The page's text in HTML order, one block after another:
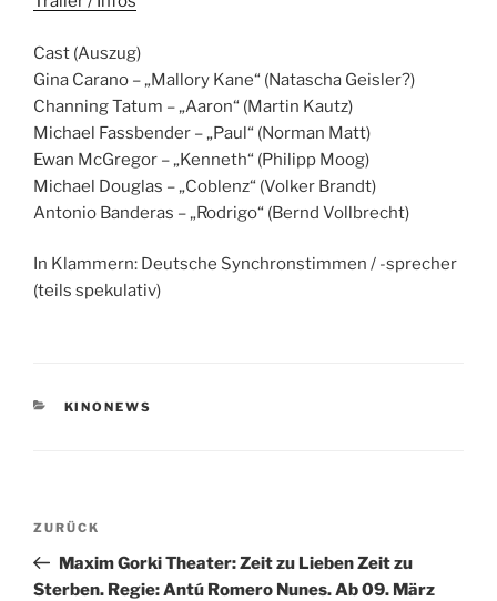
Cast (Auszug)
Gina Carano – „Mallory Kane“ (Natascha Geisler?)
Channing Tatum – „Aaron“ (Martin Kautz)
Michael Fassbender – „Paul“ (Norman Matt)
Ewan McGregor – „Kenneth“ (Philipp Moog)
Michael Douglas – „Coblenz“ (Volker Brandt)
Antonio Banderas – „Rodrigo“ (Bernd Vollbrecht)
In Klammern: Deutsche Synchronstimmen / -sprecher
(teils spekulativ)
KATEGORIEN
KINONEWS
Beitragsnavigation
Vorheriger
Beitrag
ZURÜCK
Maxim Gorki Theater: Zeit zu Lieben Zeit zu
Sterben. Regie: Antú Romero Nunes. Ab 09. März